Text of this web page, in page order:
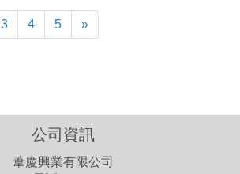
3 4 5 »
公司資訊
葦慶興業有限公司